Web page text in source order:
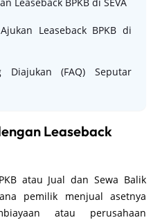
Leaseback BPKB di
Diajukan (FAQ) Seputar
Leaseback
atau Jual dan Sewa Balik
pemilik menjual asetnya
atau perusahaan